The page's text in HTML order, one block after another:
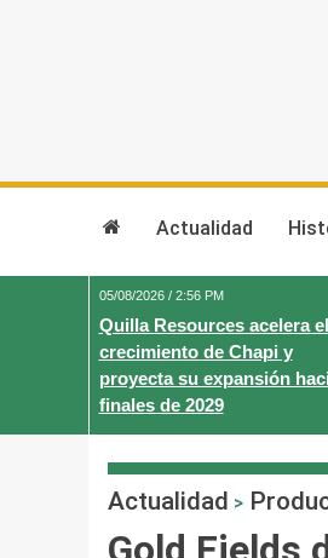
Actualidad
05/08/2026 / 2:56 PM
Quilla Resources acelera el
crecimiento de Chapi y
proyecta su expansión
finales de 2029
Actualidad >